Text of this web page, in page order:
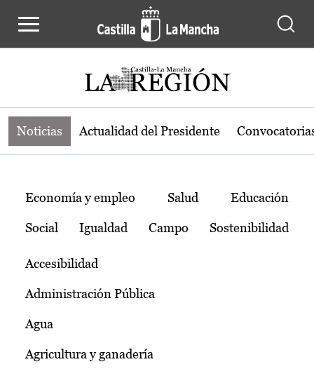
Noticias de la región de Castilla-La
Noticias Actualidad del Presidente
Temas
Economía y empleo Salud Educación
Social Igualdad Campo Sostenibilidad
Accesibilidad
Administración Pública
Agua
Agricultura y ganadería